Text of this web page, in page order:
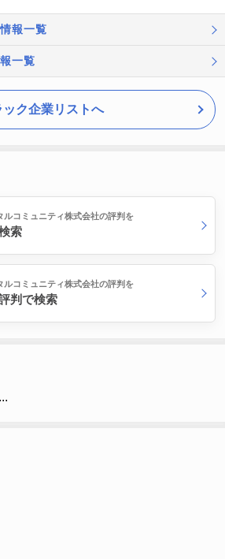
報一覧
一覧
ック企業リストへ
ルコミュニティ株式会社の評判を
索
ルコミュニティ株式会社の評判を
判で検索